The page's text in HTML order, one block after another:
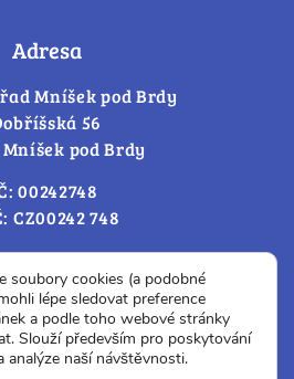
Adresa
Mníšek pod Brdy
56
Mníšek pod Brdy
00242748
CZ00242 748
– změna souhlasu
o přístupnosti
soubory cookies (a podobné
lépe sledovat preference
a podle toho webové stránky
Slouží především pro poskytování
analýze naší návštěvnosti.